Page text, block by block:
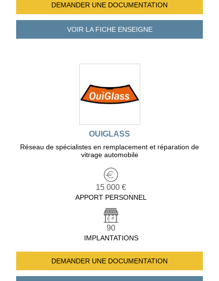
DEMANDER UNE DOCUMENTATION
VOIR LA FICHEENSEIGNE
OUIGLASS
Réseau de spécialistes en remplacement et réparation de
vitrage automobile
15 000 €
APPORT PERSONNEL
90
IMPLANTATIONS
DEMANDER UNE DOCUMENTATION